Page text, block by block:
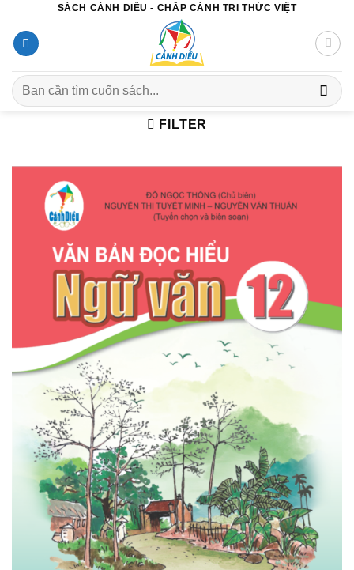
đến
nội
dung
SÁCH CÁNH DIỀU - CHẮP CÁNH TRI THỨC VIỆT
Search
for:
FILTER